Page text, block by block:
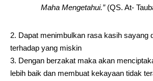
Maha Mengetahui.”(QS. At-
Dapat menimbulkan rasa kasih sayang
terhadap yang miskin
Dengan berzakat maka akan
lebih baik dan membuat kekayaan tidak